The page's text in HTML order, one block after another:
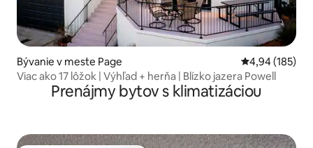
Bývanie v meste Page Priemerné
4,94 (185)
Viac ako 17 lôžok | Výhľad + herňa | Blízko jazera Powell
Prenájmy bytov s klimatizáciou